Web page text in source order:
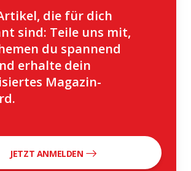
die für dich
sind: Teile uns mit,
du spannend
erhalte dein
Magazin-
JETZT ANMELDEN